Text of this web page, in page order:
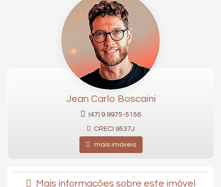
churrasqueira), garantindo funcionalidade e conforto em cada
O empreendimento conta com infraestrutura de alto padrão:
são torres de 31 pavimentos, todas as unidades com vista para
o mar, 3 elevadores por torre com acesso social e de serviço,
além de espera para automação, ar-condicionado e água
quente — preparando o imóvel para conforto e tecnologia.
A área de lazer do Brava Ocean Home Club funciona
praticamente como um resort particular: são mais de 4.500 m²
piscina infantil, spa/sauna, academia completa, salão de
playground, espaço kids, sala de yoga, áreas de convivência e
relaxamento, bicicletário, horta, coworking, espaço para jogos
pensado para oferecer comodidade e lazer sem sair de casa.
Jean Carlo Boscaini
(47) 9.9975-5156
CRECI 9537J
mais imóveis
Mais informações sobre este imóvel